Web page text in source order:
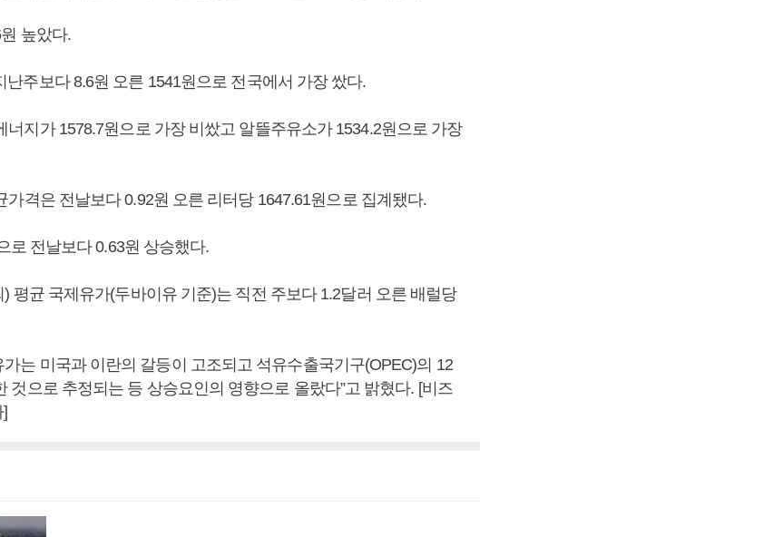
높았다.
난주보다 8.6원 오른 1541원으로 전국에서 가장 쌌다.
너지가 1578.7원으로 가장 비쌌고 알뜰주유소가 1534.2원으로 가장
가격은 전날보다 0.92원 오른 리터당 1647.61원으로 집계됐다.
로 전날보다 0.63원 상승했다.
평균 국제유가(두바이유 기준)는 직전 주보다 1.2달러 오른 배럴당
가는 미국과 이란의 갈등이 고조되고 석유수출국기구(OPEC)의 12
것으로 추정되는 등 상승요인의 영향으로 올랐다”고 밝혔다. [비즈
]